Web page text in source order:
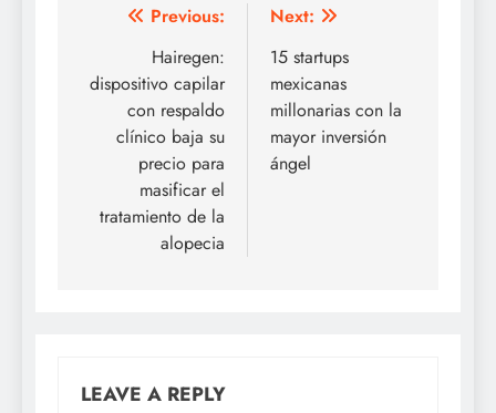
Post
navigation
Previous:
Hairegen:
dispositivo capilar
con respaldo
clínico baja su
precio para
masificar el
tratamiento de la
alopecia
Next:
15 startups
mexicanas
millonarias con la
mayor inversión
ángel
LEAVE A REPLY